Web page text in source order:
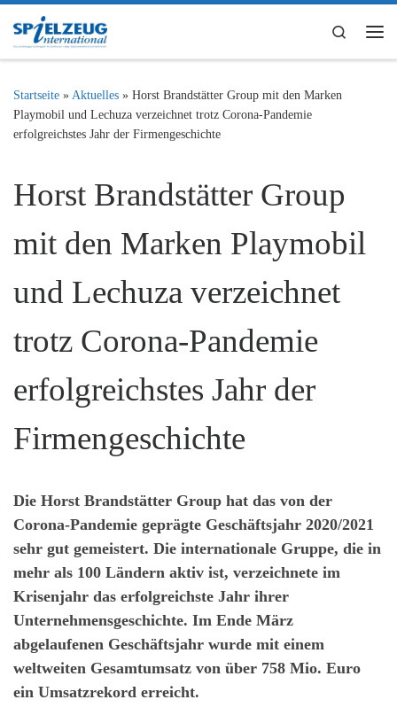
Zum Inhalt springen
Search
Startseite » Aktuelles » Horst Brandstätter Group mit den Marken
Playmobil und Lechuza verzeichnet trotz Corona-Pandemie
erfolgreichstes Jahr der Firmengeschichte
Horst Brandstätter Group
mit den Marken Playmobil
und Lechuza verzeichnet
trotz Corona-Pandemie
erfolgreichstes Jahr der
Firmengeschichte
Die Horst Brandstätter Group hat das von der
Corona-Pandemie geprägte Geschäftsjahr 2020/2021
sehr gut gemeistert. Die internationale Gruppe, die in
mehr als 100 Ländern aktiv ist, verzeichnete im
Krisenjahr das erfolgreichste Jahr ihrer
Unternehmensgeschichte. Im Ende März
abgelaufenen Geschäftsjahr wurde mit einem
weltweiten Gesamtumsatz von über 758 Mio. Euro
ein Umsatzrekord erreicht.